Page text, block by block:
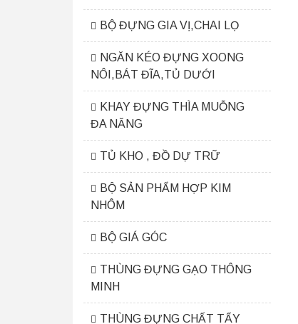
BỘ ĐỰNG GIA VỊ,CHAI LỌ
NGĂN KÉO ĐỰNG XOONG
NÔI,BÁT ĐĨA,TỦ DƯỚI
KHAY ĐỰNG THÌA MUỖNG
ĐA NĂNG
TỦ KHO , ĐỒ DỰ TRỮ
BỘ SẢN PHẨM HỢP KIM
NHÔM
BỘ GIÁ GÓC
THÙNG ĐỰNG GẠO THÔNG
MINH
THÙNG ĐỰNG CHẤT TẨY